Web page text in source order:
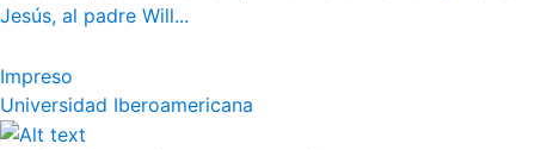
Jesús, al padre Will...
Impreso
Universidad Iberoamericana